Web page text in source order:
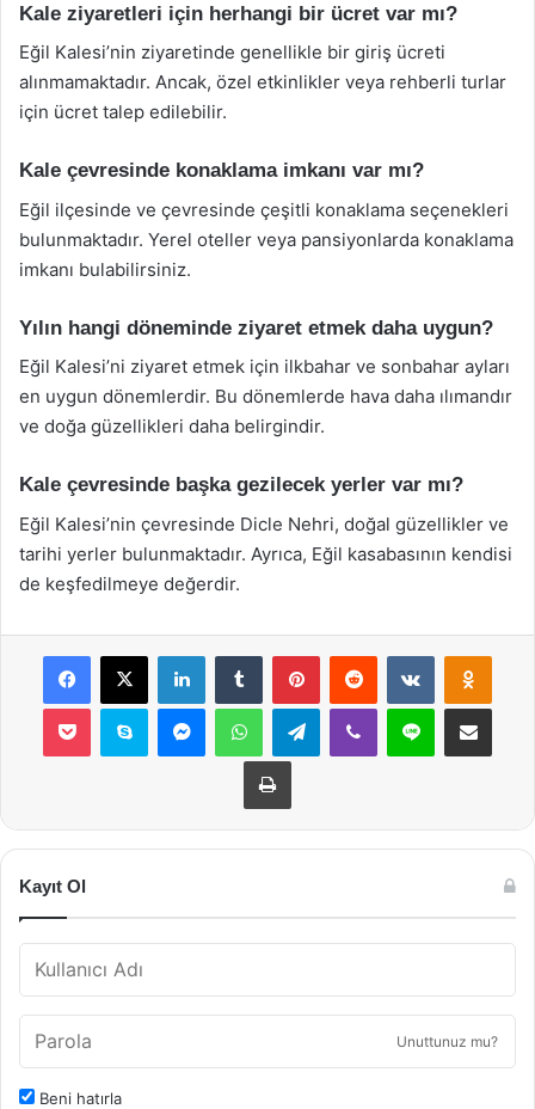
Kale ziyaretleri için herhangi bir ücret var mı?
Eğil Kalesi’nin ziyaretinde genellikle bir giriş ücreti
alınmamaktadır. Ancak, özel etkinlikler veya rehberli turlar
için ücret talep edilebilir.
Kale çevresinde konaklama imkanı var mı?
Eğil ilçesinde ve çevresinde çeşitli konaklama seçenekleri
bulunmaktadır. Yerel oteller veya pansiyonlarda konaklama
imkanı bulabilirsiniz.
Yılın hangi döneminde ziyaret etmek daha uygun?
Eğil Kalesi’ni ziyaret etmek için ilkbahar ve sonbahar ayları
en uygun dönemlerdir. Bu dönemlerde hava daha ılımandır
ve doğa güzellikleri daha belirgindir.
Kale çevresinde başka gezilecek yerler var mı?
Eğil Kalesi’nin çevresinde Dicle Nehri, doğal güzellikler ve
tarihi yerler bulunmaktadır. Ayrıca, Eğil kasabasının kendisi
de keşfedilmeye değerdir.
Facebook
X LinkedInTumblr PinterestReddit VKontakte
Pocket Skype MessengerWhatsAppTelegramViber Line E-Posta ile
Yazdır
Kayıt Ol
Unuttunuz mu?
Beni hatırla